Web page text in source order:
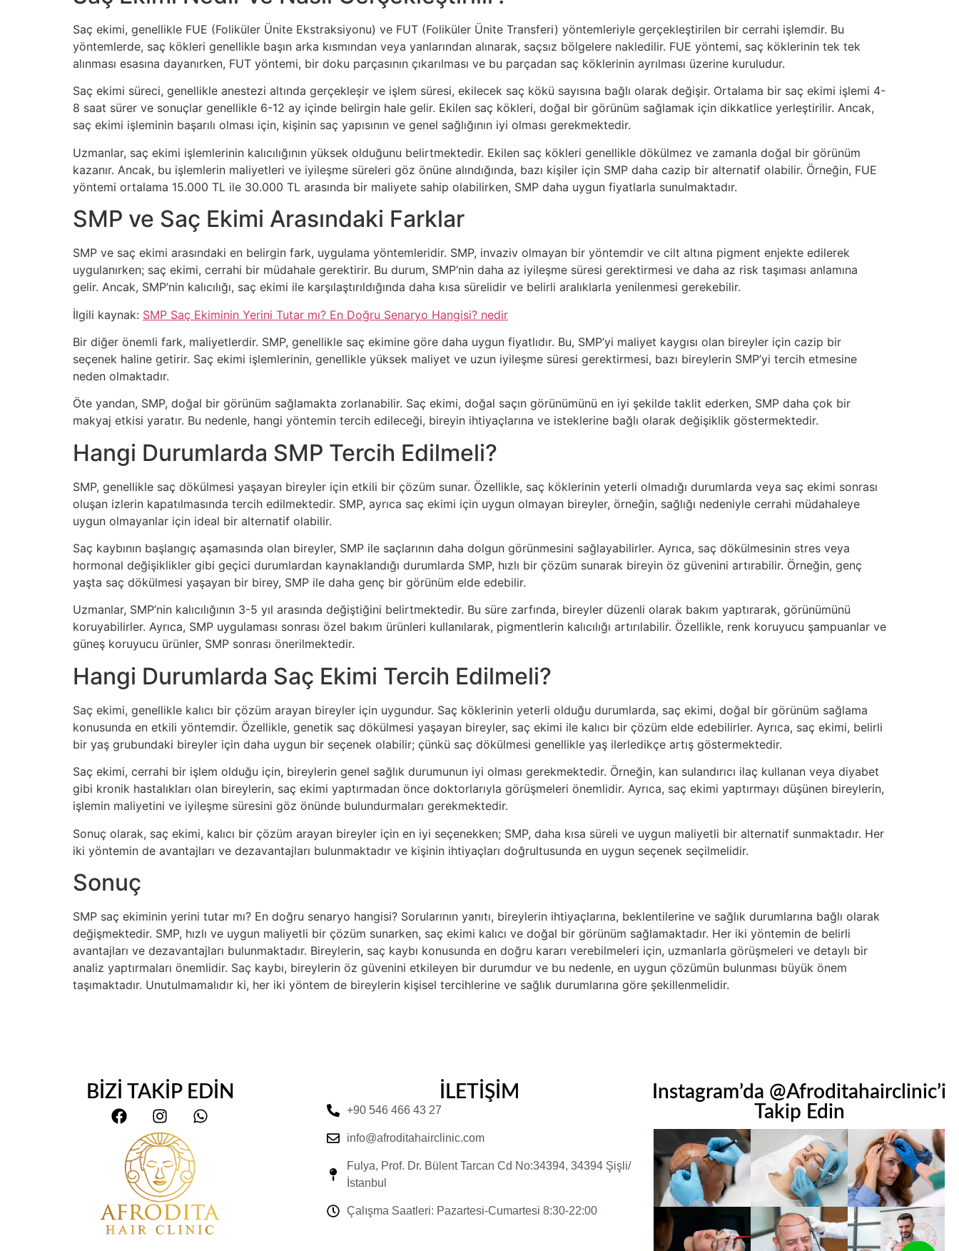
Saç ekimi, genellikle FUE (Foliküler Ünite Ekstraksiyonu) ve FUT (Foliküler Ünite Transferi) yöntemleriyle gerçekleştirilen bir cerrahi işlemdir. Bu
yöntemlerde, saç kökleri genellikle başın arka kısmından veya yanlarından alınarak, saçsız bölgelere nakledilir. FUE yöntemi, saç köklerinin tek tek
alınması esasına dayanırken, FUT yöntemi, bir doku parçasının çıkarılması ve bu parçadan saç köklerinin ayrılması üzerine kuruludur.
Saç ekimi süreci, genellikle anestezi altında gerçekleşir ve işlem süresi, ekilecek saç kökü sayısına bağlı olarak değişir. Ortalama bir saç ekimi işlemi 4-
8 saat sürer ve sonuçlar genellikle 6-12 ay içinde belirgin hale gelir. Ekilen saç kökleri, doğal bir görünüm sağlamak için dikkatlice yerleştirilir. Ancak,
saç ekimi işleminin başarılı olması için, kişinin saç yapısının ve genel sağlığının iyi olması gerekmektedir.
Uzmanlar, saç ekimi işlemlerinin kalıcılığının yüksek olduğunu belirtmektedir. Ekilen saç kökleri genellikle dökülmez ve zamanla doğal bir görünüm
kazanır. Ancak, bu işlemlerin maliyetleri ve iyileşme süreleri göz önüne alındığında, bazı kişiler için SMP daha cazip bir alternatif olabilir. Örneğin, FUE
yöntemi ortalama 15.000 TL ile 30.000 TL arasında bir maliyete sahip olabilirken, SMP daha uygun fiyatlarla sunulmaktadır.
SMP ve Saç Ekimi Arasındaki Farklar
SMP ve saç ekimi arasındaki en belirgin fark, uygulama yöntemleridir. SMP, invaziv olmayan bir yöntemdir ve cilt altına pigment enjekte edilerek
uygulanırken; saç ekimi, cerrahi bir müdahale gerektirir. Bu durum, SMP’nin daha az iyileşme süresi gerektirmesi ve daha az risk taşıması anlamına
gelir. Ancak, SMP’nin kalıcılığı, saç ekimi ile karşılaştırıldığında daha kısa sürelidir ve belirli aralıklarla yenilenmesi gerekebilir.
İlgili kaynak: SMP Saç Ekiminin Yerini Tutar mı? En Doğru Senaryo Hangisi? nedir
Bir diğer önemli fark, maliyetlerdir. SMP, genellikle saç ekimine göre daha uygun fiyatlıdır. Bu, SMP’yi maliyet kaygısı olan bireyler için cazip bir
seçenek haline getirir. Saç ekimi işlemlerinin, genellikle yüksek maliyet ve uzun iyileşme süresi gerektirmesi, bazı bireylerin SMP’yi tercih etmesine
neden olmaktadır.
Öte yandan, SMP, doğal bir görünüm sağlamakta zorlanabilir. Saç ekimi, doğal saçın görünümünü en iyi şekilde taklit ederken, SMP daha çok bir
makyaj etkisi yaratır. Bu nedenle, hangi yöntemin tercih edileceği, bireyin ihtiyaçlarına ve isteklerine bağlı olarak değişiklik göstermektedir.
Hangi Durumlarda SMP Tercih Edilmeli?
SMP, genellikle saç dökülmesi yaşayan bireyler için etkili bir çözüm sunar. Özellikle, saç köklerinin yeterli olmadığı durumlarda veya saç ekimi sonrası
oluşan izlerin kapatılmasında tercih edilmektedir. SMP, ayrıca saç ekimi için uygun olmayan bireyler, örneğin, sağlığı nedeniyle cerrahi müdahaleye
uygun olmayanlar için ideal bir alternatif olabilir.
Saç kaybının başlangıç aşamasında olan bireyler, SMP ile saçlarının daha dolgun görünmesini sağlayabilirler. Ayrıca, saç dökülmesinin stres veya
hormonal değişiklikler gibi geçici durumlardan kaynaklandığı durumlarda SMP, hızlı bir çözüm sunarak bireyin öz güvenini artırabilir. Örneğin, genç
yaşta saç dökülmesi yaşayan bir birey, SMP ile daha genç bir görünüm elde edebilir.
Uzmanlar, SMP’nin kalıcılığının 3-5 yıl arasında değiştiğini belirtmektedir. Bu süre zarfında, bireyler düzenli olarak bakım yaptırarak, görünümünü
koruyabilirler. Ayrıca, SMP uygulaması sonrası özel bakım ürünleri kullanılarak, pigmentlerin kalıcılığı artırılabilir. Özellikle, renk koruyucu şampuanlar ve
güneş koruyucu ürünler, SMP sonrası önerilmektedir.
Hangi Durumlarda Saç Ekimi Tercih Edilmeli?
Saç ekimi, genellikle kalıcı bir çözüm arayan bireyler için uygundur. Saç köklerinin yeterli olduğu durumlarda, saç ekimi, doğal bir görünüm sağlama
konusunda en etkili yöntemdir. Özellikle, genetik saç dökülmesi yaşayan bireyler, saç ekimi ile kalıcı bir çözüm elde edebilirler. Ayrıca, saç ekimi, belirli
bir yaş grubundaki bireyler için daha uygun bir seçenek olabilir; çünkü saç dökülmesi genellikle yaş ilerledikçe artış göstermektedir.
Saç ekimi, cerrahi bir işlem olduğu için, bireylerin genel sağlık durumunun iyi olması gerekmektedir. Örneğin, kan sulandırıcı ilaç kullanan veya diyabet
gibi kronik hastalıkları olan bireylerin, saç ekimi yaptırmadan önce doktorlarıyla görüşmeleri önemlidir. Ayrıca, saç ekimi yaptırmayı düşünen bireylerin,
işlemin maliyetini ve iyileşme süresini göz önünde bulundurmaları gerekmektedir.
Sonuç olarak, saç ekimi, kalıcı bir çözüm arayan bireyler için en iyi seçenekken; SMP, daha kısa süreli ve uygun maliyetli bir alternatif sunmaktadır. Her
iki yöntemin de avantajları ve dezavantajları bulunmaktadır ve kişinin ihtiyaçları doğrultusunda en uygun seçenek seçilmelidir.
Sonuç
SMP saç ekiminin yerini tutar mı? En doğru senaryo hangisi? Sorularının yanıtı, bireylerin ihtiyaçlarına, beklentilerine ve sağlık durumlarına bağlı olarak
değişmektedir. SMP, hızlı ve uygun maliyetli bir çözüm sunarken, saç ekimi kalıcı ve doğal bir görünüm sağlamaktadır. Her iki yöntemin de belirli
avantajları ve dezavantajları bulunmaktadır. Bireylerin, saç kaybı konusunda en doğru kararı verebilmeleri için, uzmanlarla görüşmeleri ve detaylı bir
analiz yaptırmaları önemlidir. Saç kaybı, bireylerin öz güvenini etkileyen bir durumdur ve bu nedenle, en uygun çözümün bulunması büyük önem
taşımaktadır. Unutulmamalıdır ki, her iki yöntem de bireylerin kişisel tercihlerine ve sağlık durumlarına göre şekillenmelidir.
BİZİ TAKİP EDİN İLETİŞİM
+90 546 466 43 27
info@afroditahairclinic.com
Fulya, Prof. Dr. Bülent Tarcan Cd No:34394, 34394 Şişli/
İstanbul
Çalışma Saatleri: Pazartesi-Cumartesi 8:30-22:00
Instagram’da @Afroditahairclinic’i
Takip Edin